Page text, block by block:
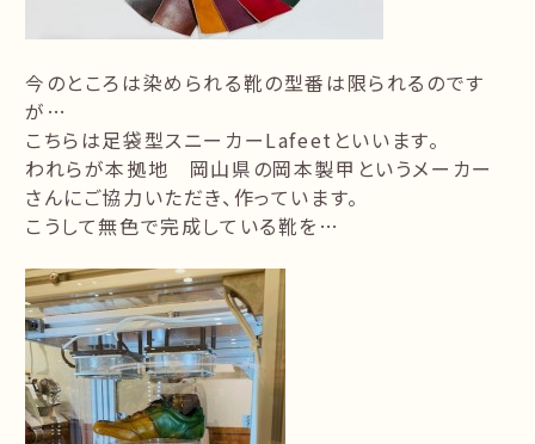
今のところは染められる靴の型番は限られるのです
が…
こちらは足袋型スニーカーLafeetといいます。
われらが本拠地 岡山県の岡本製甲というメーカー
さんにご協力いただき、作っています。
こうして無色で完成している靴を…